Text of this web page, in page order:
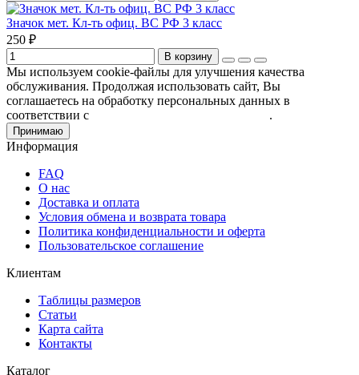
Значок мет. Кл-ть офиц. ВС РФ 3 класс
250 ₽
В корзину
Мы используем cookie-файлы для улучшения качества
обслуживания. Продолжая использовать сайт, Вы
соглашаетесь на обработку персональных данных в
соответствии с
.
Принимаю
Информация
FAQ
О нас
Доставка и оплата
Условия обмена и возврата товара
Политика конфиденциальности и оферта
Пользовательское соглашение
Клиентам
Таблицы размеров
Статьи
Карта сайта
Контакты
Каталог